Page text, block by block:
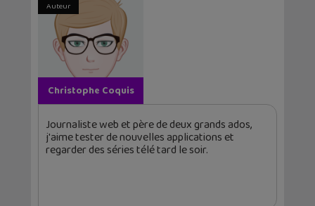
Auteur
Christophe Coquis
Journaliste web et père de deux grands ados,
j'aime tester de nouvelles applications et
regarder des séries télé tard le soir.